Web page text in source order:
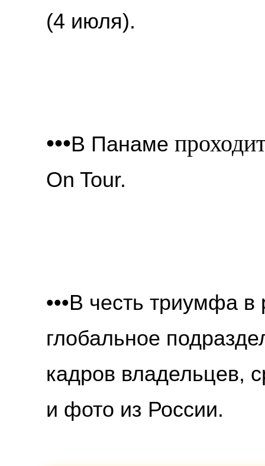
(4 июля).
•••В Панаме
On Tour.
•••В честь триумфа в
глобальное
кадров владельцев,
и фото из России.